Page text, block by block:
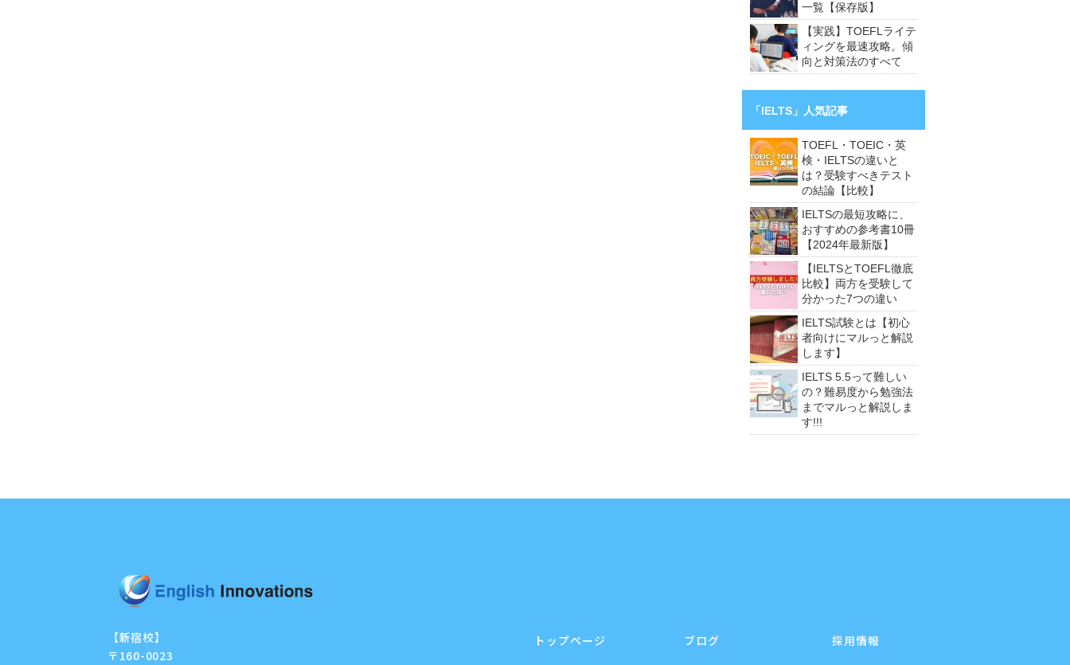
一覧【保存版】
【実践】TOEFLライテ
ィングを最速攻略。傾
向と対策法のすべて
「IELTS」人気記事
TOEFL・TOEIC・英
検・IELTSの違いと
は？受験すべきテスト
の結論【比較】
IELTSの最短攻略に、
おすすめの参考書10冊
【2024年最新版】
【IELTSとTOEFL徹底
比較】両方を受験して
分かった7つの違い
IELTS試験とは【初心
者向けにマルっと解説
します】
IELTS 5.5って難しい
の？難易度から勉強法
までマルっと解説しま
す!!!
【新宿校】
〒160-0023
トップページ ブログ 採用情報